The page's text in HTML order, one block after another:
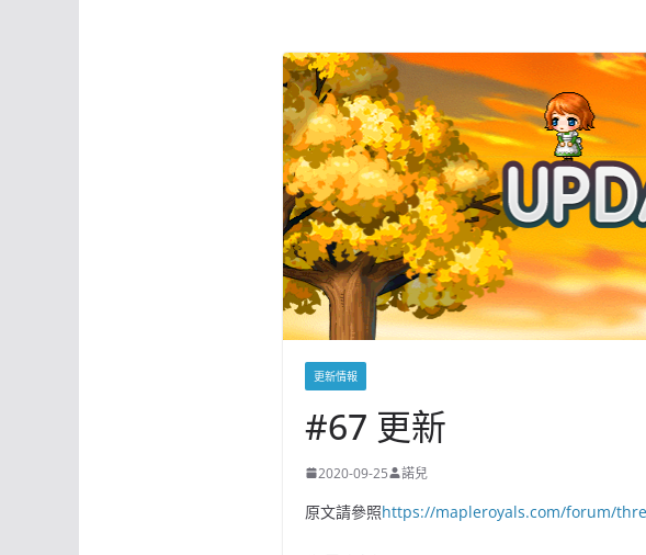
更新情報
#67 更新
2020-09-25 諾兒
原文請參照https://mapleroyals.com/forum/